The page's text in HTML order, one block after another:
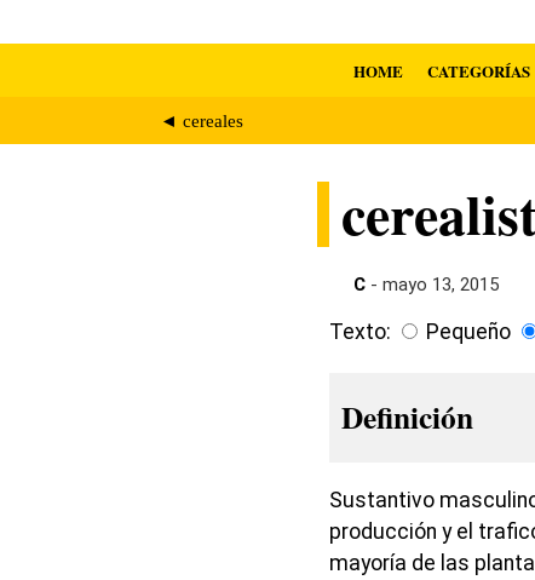
HOME CATEGORÍAS
◄ cereales
C - mayo 13, 2015
Texto: Pequeño
Definición
Sustantivo
producción y el
mayoría de las